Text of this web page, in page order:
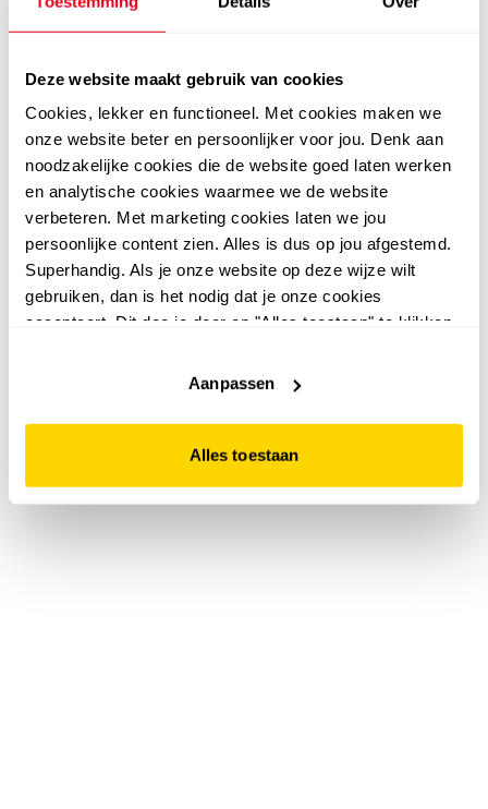
Deze website maakt gebruik van cookies
Cookies, lekker en functioneel. Met cookies maken we
onze website beter en persoonlijker voor jou. Denk aan
noodzakelijke cookies die de website goed laten werken
en analytische cookies waarmee we de website
verbeteren. Met marketing cookies laten we jou
persoonlijke content zien. Alles is dus op jou afgestemd.
Superhandig. Als je onze website op deze wijze wilt
gebruiken, dan is het nodig dat je onze cookies
accepteert. Dit doe je door op "Alles toestaan" te klikken.
website niet optimaal functioneert.
Aanpassen
Alles toestaan